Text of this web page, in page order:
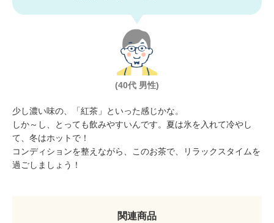
(40代 男性)
少し濃い味の、「紅茶」といった感じかな。
しか～し、とっても飲みやすいんです。夏は氷を入れて冷やし
て、冬はホットで！
コンディションを整えながら、このお茶で、リラックスタイムを
過ごしましょう！
関連商品